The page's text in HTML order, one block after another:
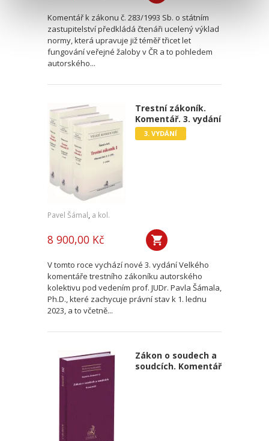
Komentář k zákonu č. 283/1993 Sb. o státním
zastupitelství předkládá čtenáři ucelený výklad
normy, která upravuje již téměř třicet let
fungování veřejné žaloby v ČR a to pohledem
autorského...
Trestní zákoník.
Komentář. 3. vydání
3. VYDÁNÍ
Pavel Šámal, a kol.
8 900,00 Kč
V tomto roce vychází nové 3. vydání Velkého
komentáře trestního zákoníku autorského
kolektivu pod vedením prof. JUDr. Pavla Šámala,
Ph.D., které zachycuje právní stav k 1. lednu
2023, a to včetně...
Zákon o soudech a
soudcích. Komentář